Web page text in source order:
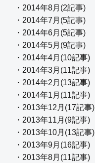
・2014年8月(2記事)
・2014年7月(5記事)
・2014年6月(5記事)
・2014年5月(9記事)
・2014年4月(10記事)
・2014年3月(11記事)
・2014年2月(13記事)
・2014年1月(11記事)
・2013年12月(17記事)
・2013年11月(9記事)
・2013年10月(13記事)
・2013年9月(16記事)
・2013年8月(11記事)